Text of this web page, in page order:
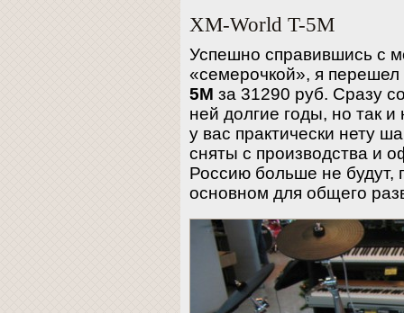
XM-World T-5M
Успешно справившись с
«семерочкой», я
5M за 31290 руб. Сразу
ней долгие годы, но так и
у вас практически нету
сняты с производства и
Россию больше не будут,
основном для общего